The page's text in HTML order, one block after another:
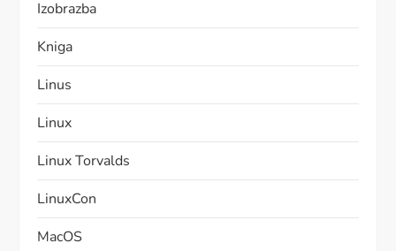
Izobrazba
Kniga
Linus
Linux
Linux Torvalds
LinuxCon
MacOS